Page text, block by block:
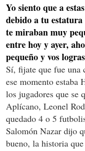
Yo siento que a
debido a tu
te miraban muy
entre hoy y ayer,
pequeño y vos
Sí, fijate que fue una
ese momento estaba
los jugadores que se
Aplícano, Leonel
quedado 4 o 5
Salomón Nazar dijo
bueno, la historia